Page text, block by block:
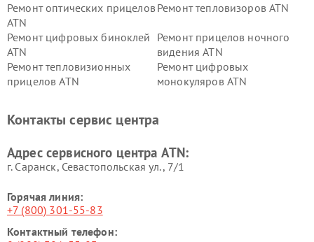
Ремонт оптических прицелов
ATN
Ремонт тепловизоров ATN
Ремонт цифровых биноклей
ATN
Ремонт прицелов ночного
видения ATN
Ремонт тепловизионных
прицелов ATN
Ремонт цифровых
монокуляров ATN
Контакты сервис центра
Адрес сервисного центра ATN:
г. Саранск, Севастопольская ул., 7/1
Горячая линия:
+7 (800) 301-55-83
Контактный телефон: